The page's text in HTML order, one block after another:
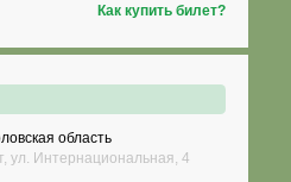
Как купить билет?
область
ул. Интернациональная, 4